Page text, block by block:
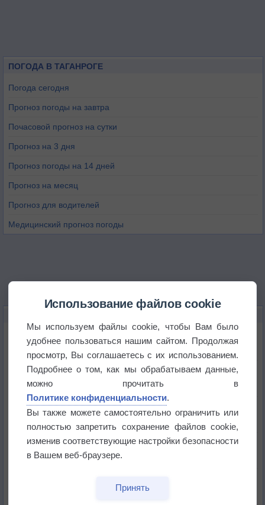
ПОГОДА В ТАГАНРОГЕ
Погода сегодня
Прогноз погоды на завтра
Почасовой прогноз на сутки
Прогноз на 3 дня
Прогноз погоды на 14 дней
Прогноз на месяц
Прогноз для водителей
Медицинский прогноз погоды
Дневная температура воздуха в ОАЭ превысила
+51°
Европейские столицы бьют рекорды жары
Впервые за 155 лет в Лондоне в течение месяца
не выпадал дождь
Лето продолжит щедро раздавать своё тепло!
Использование файлов cookie
Мы используем файлы cookie, чтобы Вам было
удобнее пользоваться нашим сайтом. Продолжая
просмотр, Вы соглашаетесь с их использованием.
Подробнее о том, как мы обрабатываем данные,
можно прочитать в
Политике конфиденциальности.
Вы также можете самостоятельно ограничить или
полностью запретить сохранение файлов cookie,
изменив соответствующие настройки безопасности
в Вашем веб-браузере.
Принять